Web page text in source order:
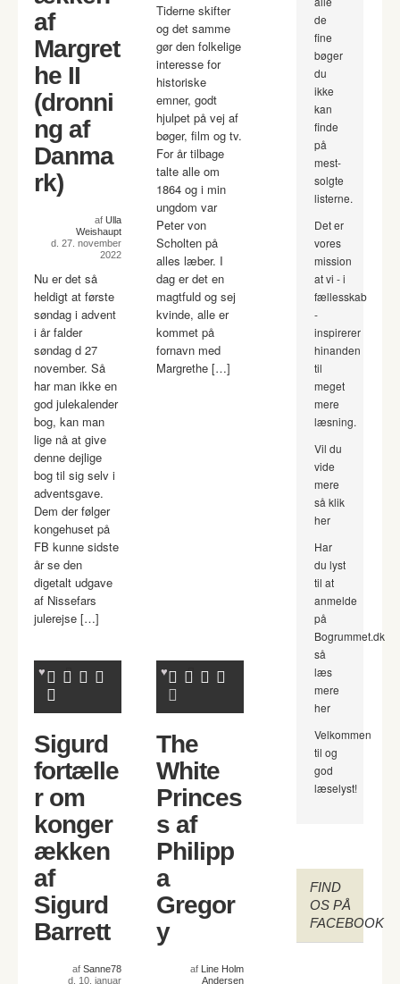
af
Margret
he II
(dronni
ng af
Danma
rk)
af Ulla
Weishaupt
d. 27. november
2022
Nu er det så
heldigt at første
søndag i advent
i år falder
søndag d 27
november. Så
har man ikke en
god julekalender
bog, kan man
lige nå at give
denne dejlige
bog til sig selv i
adventsgave.
Dem der følger
kongehuset på
FB kunne sidste
år se den
digetalt udgave
af Nissefars
julerejse […]
Tiderne skifter
og det samme
gør den folkelige
interesse for
historiske
emner, godt
hjulpet på vej af
bøger, film og tv.
For år tilbage
talte alle om
1864 og i min
ungdom var
Peter von
Scholten på
alles læber. I
dag er det en
magtfuld og sej
kvinde, alle er
kommet på
fornavn med
Margrethe […]
Sigurd
fortælle
r om
konger
ækken
af
Sigurd
Barrett
af Sanne78
d. 10. januar
The
White
Princes
s af
Philipp
a
Gregor
y
af Line Holm
Andersen
de
fine
bøger
du
ikke
kan
finde
på
mest-
solgte
listerne.
Det er
vores
mission
at vi - i
fællesskab
-
inspirerer
hinanden
til
meget
mere
læsning.
Vil du
vide
mere
så klik
her
Har
du lyst
til at
anmelde
på
Bogrummet.dk
så
læs
mere
her
Velkommen
til og
god
læselyst!
FIND
OS PÅ
FACEBOOK